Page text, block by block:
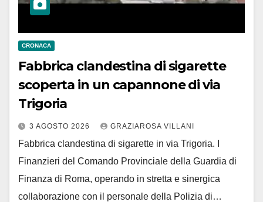
CRONACA
Fabbrica clandestina di sigarette
scoperta in un capannone di via
Trigoria
3 AGOSTO 2026 GRAZIAROSA VILLANI
Fabbrica clandestina di sigarette in via Trigoria. I
Finanzieri del Comando Provinciale della Guardia di
Finanza di Roma, operando in stretta e sinergica
collaborazione con il personale della Polizia di…